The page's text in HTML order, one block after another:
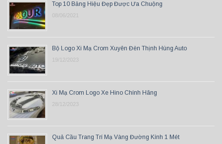
Top 10 Bảng Hiệu Đẹp Được Ưa Chuộng
08/06/2021
Bộ Logo Xi Mạ Crom Xuyên Đèn Thịnh Hùng Auto
19/12/2023
Xi Mạ Crom Logo Xe Hino Chính Hãng
28/12/2023
Quả Cầu Trang Trí Mạ Vàng Đường Kính 1 Mét